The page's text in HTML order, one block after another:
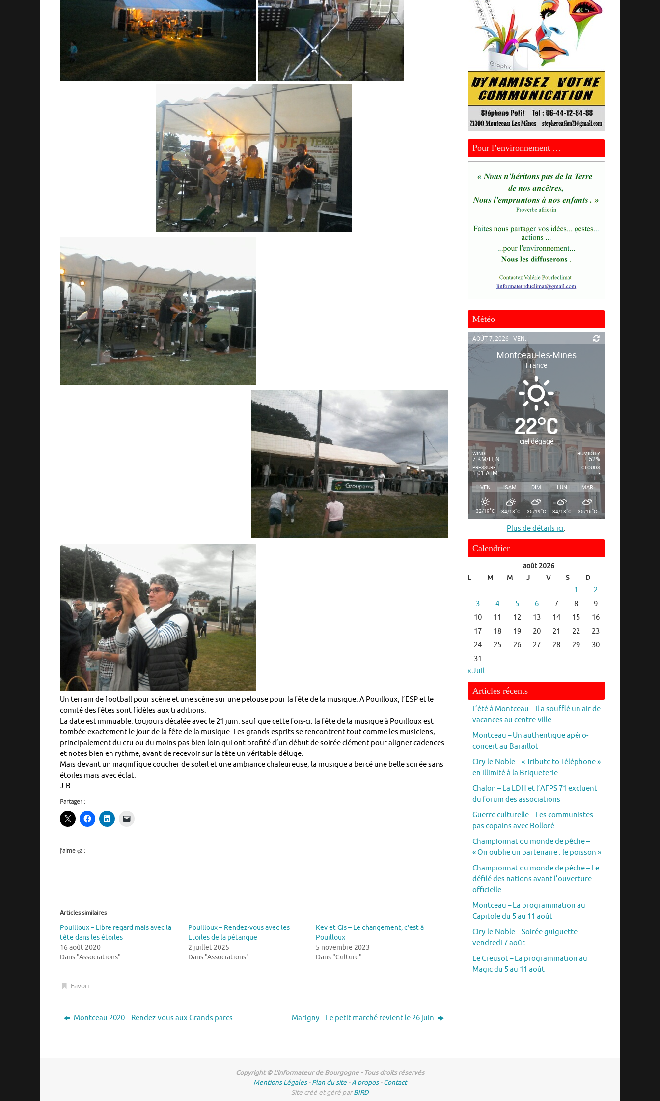
Un terrain de football pour scène et une scène sur une pelouse pour la fête de la musique. A Pouilloux, l’ESP et le
comité des fêtes sont fidèles aux traditions.
La date est immuable, toujours décalée avec le 21 juin, sauf que cette fois-ci, la fête de la musique à Pouilloux est
tombée exactement le jour de la fête de la musique. Les grands esprits se rencontrent tout comme les musiciens,
principalement du cru ou du moins pas bien loin qui ont profité d’un début de soirée clément pour aligner cadences
et notes bien en rythme, avant de recevoir sur la tête un véritable déluge.
Mais devant un magnifique coucher de soleil et une ambiance chaleureuse, la musique a bercé une belle soirée sans
étoiles mais avec éclat.
J.B.
Partager :
J’aime ça :
Articles similaires
Pouilloux – Libre regard mais avec la
tête dans les étoiles
16 août 2020
Dans "Associations"
Pouilloux – Rendez-vous avec les
Etoiles de la pétanque
2 juillet 2025
Dans "Associations"
Kev et Gis – Le changement, c’est à
Pouilloux
5 novembre 2023
Dans "Culture"
Favori.
Montceau 2020 – Rendez-vous aux Grands parcs Marigny – Le petit marché revient le 26 juin
Pour l’environnement …
Météo
AOÛT 7, 2026 - VEN.
Montceau-les-Mines
France
22°C
ciel dégagé
WIND
7 KM/H, N
PRESSURE
1.01 ATM
HUMIDITY
52%
CLOUDS
-
VEN SAM DIM LUN MAR
32/19°C 34/18°C 35/19°C 34/18°C 35/16°C
Plus de détails ici.
Calendrier
août 2026
L
M M J V S D
1
2
3
4 5 6 7 8
9
10
11 12 13 14 15
16
17
18 19 20 21 22
23
24
25 26 27 28 29
30
31
« Juil
Articles récents
L’été à Montceau – Il a soufflé un air de
vacances au centre-ville
Montceau – Un authentique apéro-
concert au Baraillot
Ciry-le-Noble – « Tribute to Téléphone »
en illimité à la Briqueterie
Chalon – La LDH et l’AFPS 71 excluent
du forum des associations
Guerre culturelle – Les communistes
pas copains avec Bolloré
Championnat du monde de pêche –
« On oublie un partenaire : le poisson »
Championnat du monde de pêche – Le
défilé des nations avant l’ouverture
officielle
Montceau – La programmation au
Capitole du 5 au 11 août
Ciry-le-Noble – Soirée guiguette
vendredi 7 août
Le Creusot – La programmation au
Magic du 5 au 11 août
Copyright © L'informateur de Bourgogne - Tous droits réservés
Mentions Légales-Plan du site -A propos-Contact
Site créé et géré parBIRD